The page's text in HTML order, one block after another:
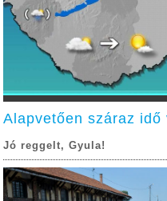
Alapvetően száraz idő
Jó reggelt, Gyula!